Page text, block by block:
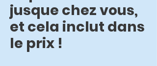
jusque chez vous,
et cela inclut dans
le prix !